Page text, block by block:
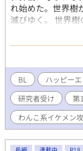
れ始めた。世界樹
滅びゆく。 世界
より、不可侵で
（20）。そこで出
始した。 調査初
しまったアーウィ
ウィンを助けてく
年だった。 青年
ろ、あっという間
年に名前を尋ねる
とを聞かされる。
嫌い？」 「そ、
BL ハッピー
研究者受け
第
わんこ系イケメン